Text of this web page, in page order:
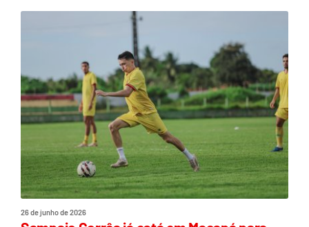
26 de junho de 2026